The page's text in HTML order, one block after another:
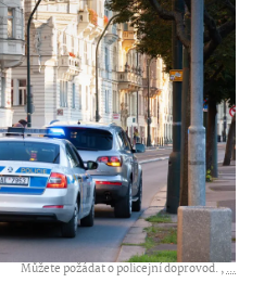
Můžete požádat o policejní doprovod. ,...